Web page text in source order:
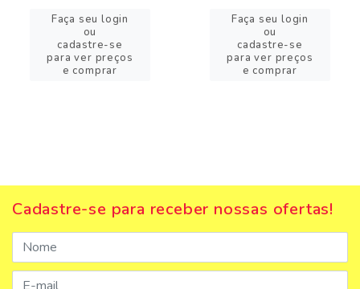
Faça seu login
ou
cadastre-se
para ver preços
e comprar
Faça seu login
ou
cadastre-se
para ver preços
e comprar
Cadastre-se para receber nossas ofertas!